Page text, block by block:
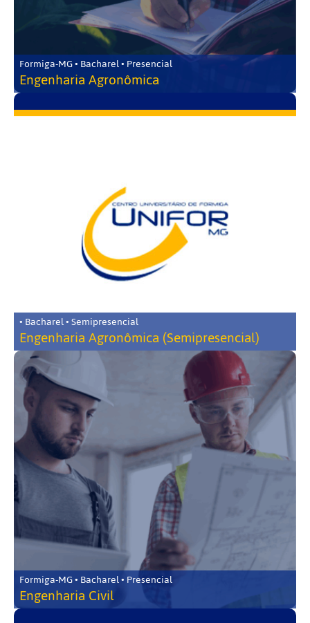
Formiga-MG • Bacharel • Presencial
Engenharia Agronômica
• Bacharel • Semipresencial
Engenharia Agronômica (Semipresencial)
Formiga-MG • Bacharel • Presencial
Engenharia Civil